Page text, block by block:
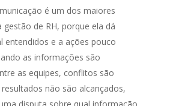
é um dos maiores
gestão de RH, porque ela dá
entendidos e a ações pouco
as informações são
as equipes, conflitos são
não são alcançados,